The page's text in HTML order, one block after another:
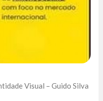
Visual – Guido Silva